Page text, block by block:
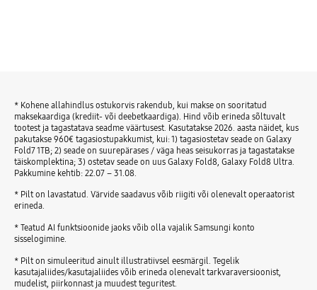
* Kohene allahindlus ostukorvis rakendub, kui makse on sooritatud
maksekaardiga (krediit- või deebetkaardiga). Hind võib erineda sõltuvalt
tootest ja tagastatava seadme väärtusest. Kasutatakse 2026. aasta näidet, kus
pakutakse 960€ tagasiostupakkumist, kui: 1) tagasiostetav seade on Galaxy
Fold7 1TB; 2) seade on suurepärases / väga heas seisukorras ja tagastatakse
täiskomplektina; 3) ostetav seade on uus Galaxy Fold8, Galaxy Fold8 Ultra.
Pakkumine kehtib: 22.07 – 31.08.
* Pilt on lavastatud. Värvide saadavus võib riigiti või olenevalt operaatorist
erineda.
* Teatud AI funktsioonide jaoks võib olla vajalik Samsungi konto
sisselogimine.
* Pilt on simuleeritud ainult illustratiivsel eesmärgil. Tegelik
kasutajaliides/kasutajaliides võib erineda olenevalt tarkvaraversioonist,
mudelist, piirkonnast ja muudest teguritest.